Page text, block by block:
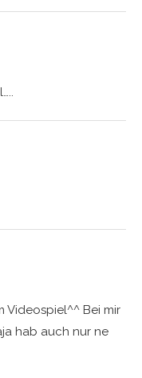
Videospiel^^ Bei mir
hab auch nur ne